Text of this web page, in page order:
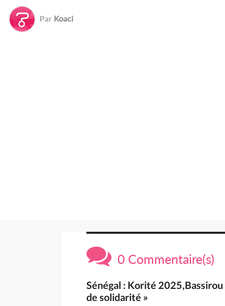
Par Koaci
0 Commentaire(s)
Sénégal : Korité
de solidarité »